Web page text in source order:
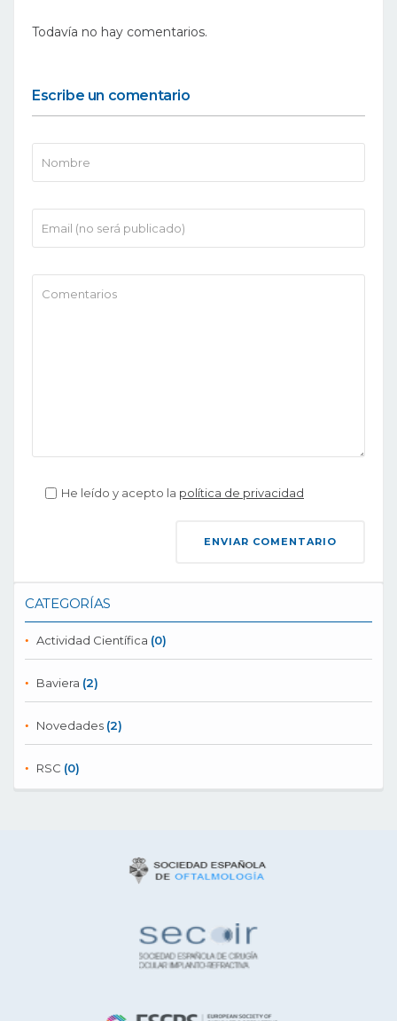
Todavía no hay comentarios.
Escribe un comentario
He leído y acepto la política de privacidad
CATEGORÍAS
Actividad Científica (0)
Baviera (2)
Novedades (2)
RSC (0)